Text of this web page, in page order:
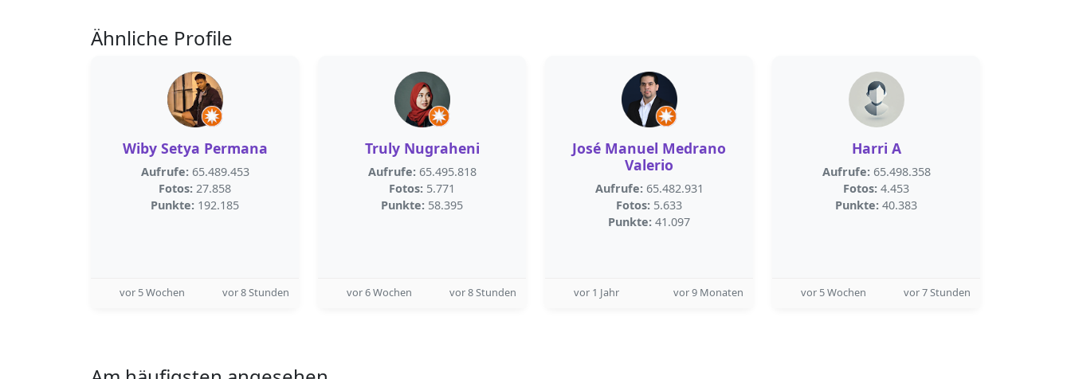
Ähnliche Profile
Wiby Setya Permana
Aufrufe: 65.489.453
Fotos: 27.858
Punkte: 192.185
vor 5 Wochen vor 8 Stunden
Truly Nugraheni
Aufrufe: 65.495.818
Fotos: 5.771
Punkte: 58.395
vor 6 Wochen vor 8 Stunden
José Manuel Medrano
Valerio
Aufrufe: 65.482.931
Fotos: 5.633
Punkte: 41.097
vor 1 Jahr vor 9 Monaten
Harri A
Aufrufe: 65.498.358
Fotos: 4.453
Punkte: 40.383
vor 5 Wochen vor 7 Stunden